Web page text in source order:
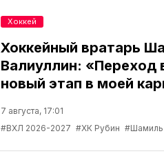
Хоккейный вратарь
Валиуллин: «Переход
новый этап в моей
7 августа, 17:01
#ВХЛ 2026-2027 #ХК Рубин #Шамиль
Хоккей